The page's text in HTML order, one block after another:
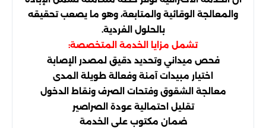
والمعالجة الوقائية والمتابعة، وهو ما يصعب تحقيقه
بالحلول الفردية.
تشمل مزايا الخدمة المتخصصة:
فحص ميداني وتحديد دقيق لمصدر الإصابة
اختيار مبيدات آمنة وفعالة طويلة المدى
معالجة الشقوق وفتحات الصرف ونقاط الدخول
تقليل احتمالية عودة الصراصير
ضمان مكتوب على الخدمة